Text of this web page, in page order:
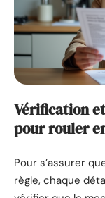
Vérification
pour rouler
Pour s’assurer
règle, chaque